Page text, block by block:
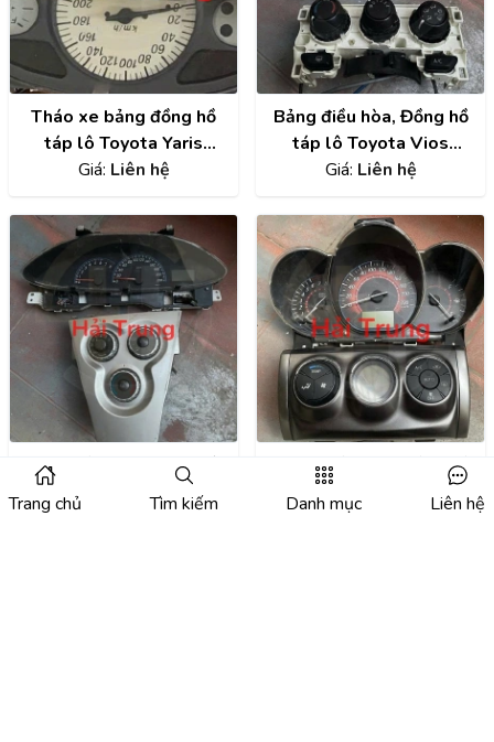
Tháo xe bảng đồng hồ
táp lô Toyota Yaris
1994-1997
Giá: Liên hệ
Bảng điều hòa, Đồng hồ
táp lô Toyota Vios
2014-2020
Giá: Liên hệ
Bảng điều khiển công tắc
điều hòa, Đồng hồ táp lô
Toyota Vios 2008-2013
Bảng điều hòa, Đồng hồ
táp lô Toyota Vios 2015
2016 2017 2018
Giá:
Trang chủ Tìm kiếm Danh mục Liên hệ